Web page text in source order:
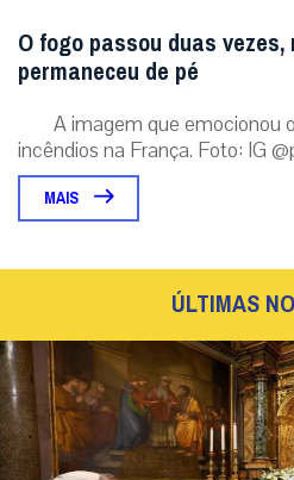
O fogo passou duas
permaneceu de pé
A imagem que emocionou
incêndios na França. Foto: IG
MAIS
ÚLTIMAS